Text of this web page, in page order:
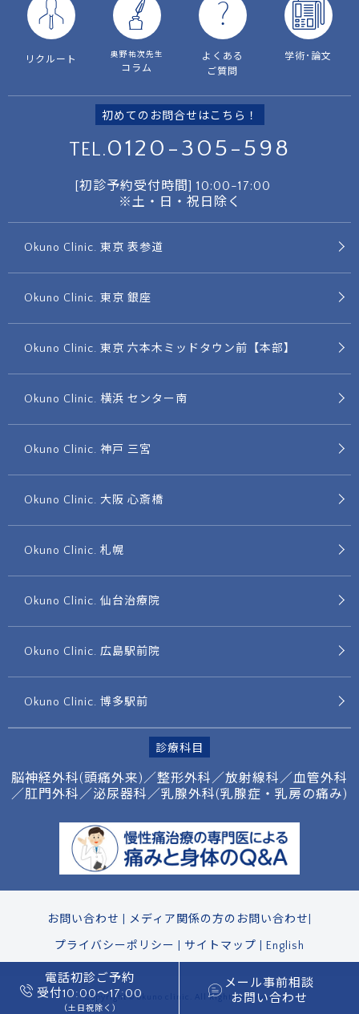
電話初診ご予約
受付10:00〜17:00
（土日祝除く）
メール事前相談
お問い合わせ
リクルート 奥野祐次先生
コラム
よくある
ご質問
学術･論文
初めてのお問合せはこちら！
TEL.0120-305-598
[初診予約受付時間] 10:00-17:00
※土・日・祝日除く
Okuno Clinic. 東京 表参道
Okuno Clinic. 東京 銀座
Okuno Clinic. 東京 六本木ミッドタウン前【本部】
Okuno Clinic. 横浜 センター南
Okuno Clinic. 神戸 三宮
Okuno Clinic. 大阪 心斎橋
Okuno Clinic. 札幌
Okuno Clinic. 仙台治療院
Okuno Clinic. 広島駅前院
Okuno Clinic. 博多駅前
診療科目
脳神経外科(頭痛外来)／整形外科／放射線科／血管外科
／肛門外科／泌尿器科／乳腺外科(乳腺症・乳房の痛み)
お問い合わせ メディア関係の方のお問い合わせ
プライバシーポリシー サイトマップ English
Copyright © okuno clinic. All Right Reserved